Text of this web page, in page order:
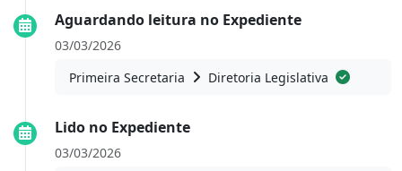
Aguardando leitura no Expediente
03/03/2026
Primeira Secretaria
Diretoria Legislativa
Lido no Expediente
03/03/2026